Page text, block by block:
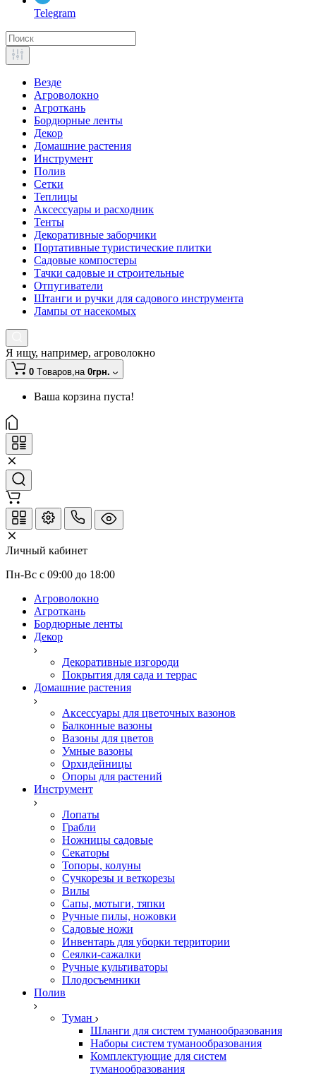
Telegram
Везде
Агроволокно
Агроткань
Бордюрные ленты
Декор
Домашние растения
Инструмент
Полив
Сетки
Теплицы
Аксессуары и расходник
Тенты
Декоративные заборчики
Портативные туристические плитки
Садовые компостеры
Тачки садовые и строительные
Отпугиватели
Штанги и ручки для садового инструмента
Лампы от насекомых
Я ищу, например, агроволокно
0 Tоваров,на 0грн.
Ваша корзина пуста!
Личный кабинет
Пн-Вс с 09:00 до 18:00
Агроволокно
Агроткань
Бордюрные ленты
Декор
Декоративные изгороди
Покрытия для сада и террас
Домашние растения
Аксессуары для цветочных вазонов
Балконные вазоны
Вазоны для цветов
Умные вазоны
Орхидейницы
Опоры для растений
Инструмент
Лопаты
Грабли
Ножницы садовые
Секаторы
Топоры, колуны
Сучкорезы и веткорезы
Вилы
Сапы, мотыги, тяпки
Ручные пилы, ножовки
Садовые ножи
Инвентарь для уборки территории
Сеялки-сажалки
Ручные культиваторы
Плодосъемники
Полив
Туман
Шланги для систем туманообразования
Наборы систем туманообразования
Комплектующие для систем
туманообразования